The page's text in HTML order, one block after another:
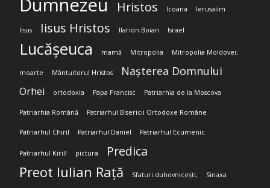
Dumnezeu Hristos Icoana Ierusalim
Iisus Iisus Hristos Ilarion Boian Israel
Lucășeuca mamă Mitropolia Mitropolia Moldovei;
moarte Mântuitorul Hristos Nașterea Domnului
Orhei ortodoxia Papa Francisc Patriarhia de la Moscova
Patriarhia Română Patriarhul Bisericii Ortodoxe Române
Patriarhul Chiril Patriarhul Daniel Patriarhul Ecumenic
Patriarhul Kirill pictura Predica
Preot Iulian Rață Sfaturi duhovnicești; Sinaxa